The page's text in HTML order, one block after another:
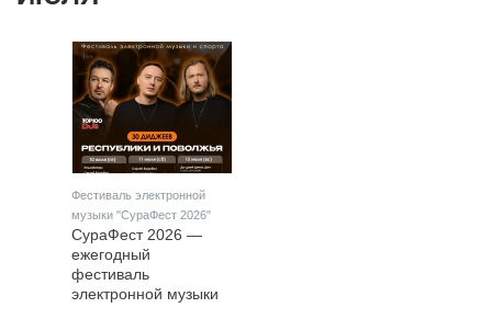
Фестиваль электронной
музыки "СураФест 2026"
СураФест 2026 —
ежегодный
фестиваль
электронной музыки